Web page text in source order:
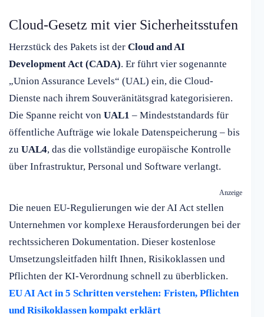
Cloud-Gesetz mit vier Sicherheitsstufen
Herzstück des Pakets ist der Cloud and AI
Development Act (CADA). Er führt vier sogenannte
„Union Assurance Levels“ (UAL) ein, die Cloud-
Dienste nach ihrem Souveränitätsgrad kategorisieren.
Die Spanne reicht von UAL1 – Mindeststandards für
öffentliche Aufträge wie lokale Datenspeicherung – bis
zu UAL4, das die vollständige europäische Kontrolle
über Infrastruktur, Personal und Software verlangt.
Anzeige
Die neuen EU-Regulierungen wie der AI Act stellen
Unternehmen vor komplexe Herausforderungen bei der
rechtssicheren Dokumentation. Dieser kostenlose
Umsetzungsleitfaden hilft Ihnen, Risikoklassen und
Pflichten der KI-Verordnung schnell zu überblicken.
EU AI Act in 5 Schritten verstehen: Fristen, Pflichten
und Risikoklassen kompakt erklärt